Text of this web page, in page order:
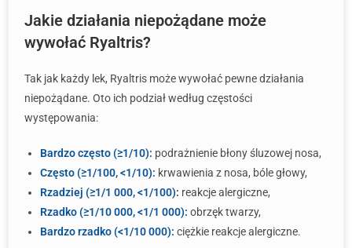
Jakie działania niepożądane może
wywołać Ryaltris?
Tak jak każdy lek, Ryaltris może wywołać pewne działania
niepożądane. Oto ich podział według częstości
występowania:
Bardzo często (≥1/10): podrażnienie błony śluzowej nosa,
Często (≥1/100, <1/10): krwawienia z nosa, bóle głowy,
Rzadziej (≥1/1 000, <1/100): reakcje alergiczne,
Rzadko (≥1/10 000, <1/1 000): obrzęk twarzy,
Bardzo rzadko (<1/10 000): ciężkie reakcje alergiczne.